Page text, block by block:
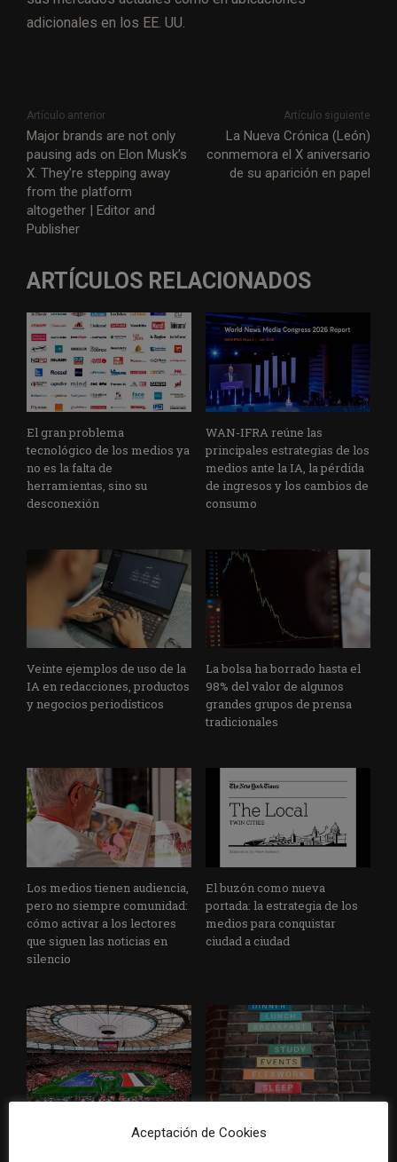
adicionales en los EE. UU.​
Artículo anterior
Major brands are not only
pausing ads on Elon Musk’s
X. They’re stepping away
from the platform
altogether | Editor and
Publisher
Artículo siguiente
La Nueva Crónica (León)
conmemora el X aniversario
de su aparición en papel
ARTÍCULOS RELACIONADOS
El gran problema
tecnológico de los medios ya
no es la falta de
herramientas, sino su
desconexión
WAN-IFRA reúne las
principales estrategias de los
medios ante la IA, la pérdida
de ingresos y los cambios de
consumo
Veinte ejemplos de uso de la
IA en redacciones, productos
y negocios periodísticos
La bolsa ha borrado hasta el
98% del valor de algunos
grandes grupos de prensa
tradicionales
Los medios tienen audiencia,
pero no siempre comunidad:
cómo activar a los lectores
que siguen las noticias en
silencio
El buzón como nueva
portada: la estrategia de los
medios para conquistar
ciudad a ciudad
Cómo adelantarse a los
resúmenes con IA de Google
Cuando el lector ya no llega
al medio, el medio tiene que
Aceptación de Cookies